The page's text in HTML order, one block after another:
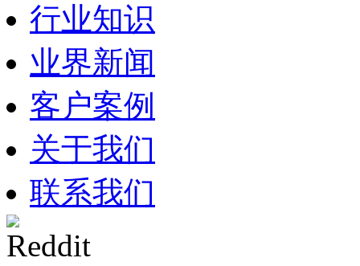
行业知识
业界新闻
客户案例
关于我们
联系我们